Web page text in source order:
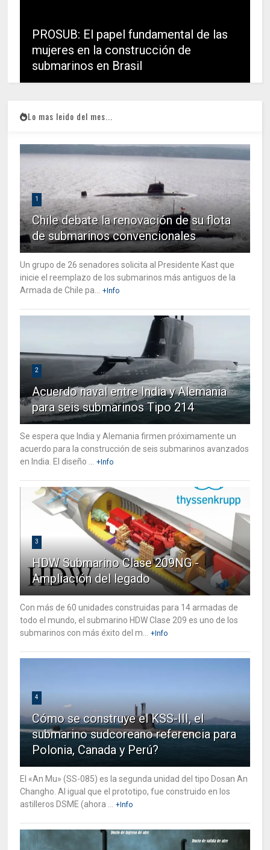
PROSUB: El papel fundamental de las
mujeres en la construcción de
submarinos en Brasil
Lo mas leido del mes...
1
Chile debate la renovación de su flota
de submarinos convencionales
Un grupo de 26 senadores solicita al Presidente Kast que
inicie el reemplazo de los submarinos más antiguos de la
Armada de Chile pa...
+Info
2
Acuerdo naval entre India y Alemania
para seis submarinos Tipo 214
Se espera que India y Alemania firmen próximamente un
acuerdo para la construcción de seis submarinos avanzados
en India. El diseño ...
+Info
3
HDW Submarino Clase 209NG -
Ampliación del legado
Con más de 60 unidades construidas para 14 armadas de
todo el mundo, el submarino HDW Clase 209 es uno de los
submarinos con más éxito del m...
+Info
4
Cómo se construye el KSS-III, el
submarino sudcoreano referencia para
Polonia, Canada y Perú?
El «An Mu» (SS-085) es la segunda unidad del tipo Dosan An
Changho. Al igual que el prototipo, fue construido en los
astilleros DSME (ahora ...
+Info